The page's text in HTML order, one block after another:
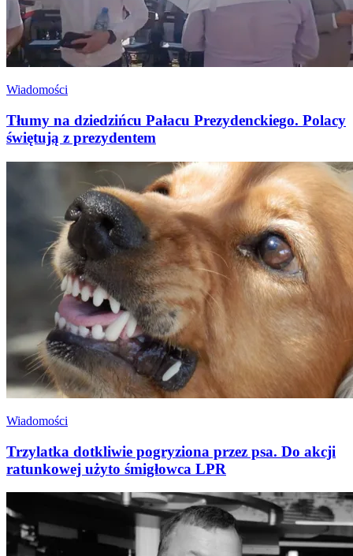
Wiadomości
Tłumy na dziedzińcu Pałacu Prezydenckiego. Polacy
świętują z prezydentem
Wiadomości
Trzylatka dotkliwie pogryziona przez psa. Do akcji
ratunkowej użyto śmigłowca LPR